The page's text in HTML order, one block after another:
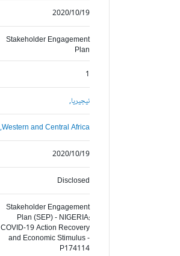
2020/10/19
Stakeholder Engagement
Plan
1
نيجيريا,
Western and Central Africa,
2020/10/19
Disclosed
Stakeholder Engagement
Plan (SEP) - NIGERIA:
COVID-19 Action Recovery
and Economic Stimulus -
P174114